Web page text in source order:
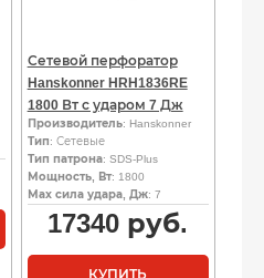
Сетевой перфоратор
Hanskonner HRH1836RE
1800 Вт с ударом 7 Дж
Производитель: Hanskonner
Тип: Сетевые
Тип патрона: SDS-Plus
Мощность, Вт: 1800
Мах сила удара, Дж: 7
17340 руб.
КУПИТЬ